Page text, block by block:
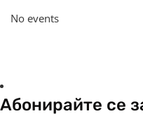
No events
Абонирайте се